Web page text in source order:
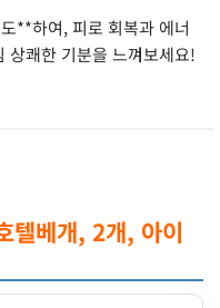
**하여, 피로 회복과 에너
상쾌한 기분을 느껴보세요!
텔베개, 2개, 아이